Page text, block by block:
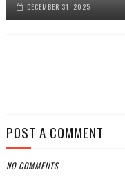
DECEMBER 31, 2025
POST A COMMENT
NO COMMENTS